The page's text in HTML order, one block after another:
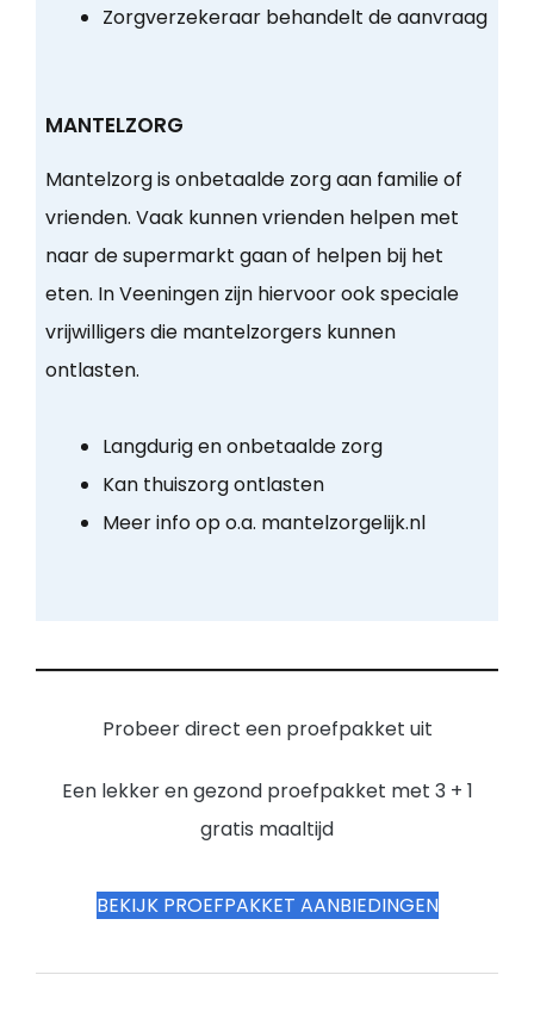
Zorgverzekeraar behandelt de aanvraag
MANTELZORG
Mantelzorg is onbetaalde zorg aan familie of
vrienden. Vaak kunnen vrienden helpen met
naar de supermarkt gaan of helpen bij het
eten. In Veeningen zijn hiervoor ook speciale
vrijwilligers die mantelzorgers kunnen
ontlasten.
Langdurig en onbetaalde zorg
Kan thuiszorg ontlasten
Meer info op o.a. mantelzorgelijk.nl
Probeer direct een proefpakket uit
Een lekker en gezond proefpakket met 3 + 1
gratis maaltijd
BEKIJK PROEFPAKKET AANBIEDINGEN